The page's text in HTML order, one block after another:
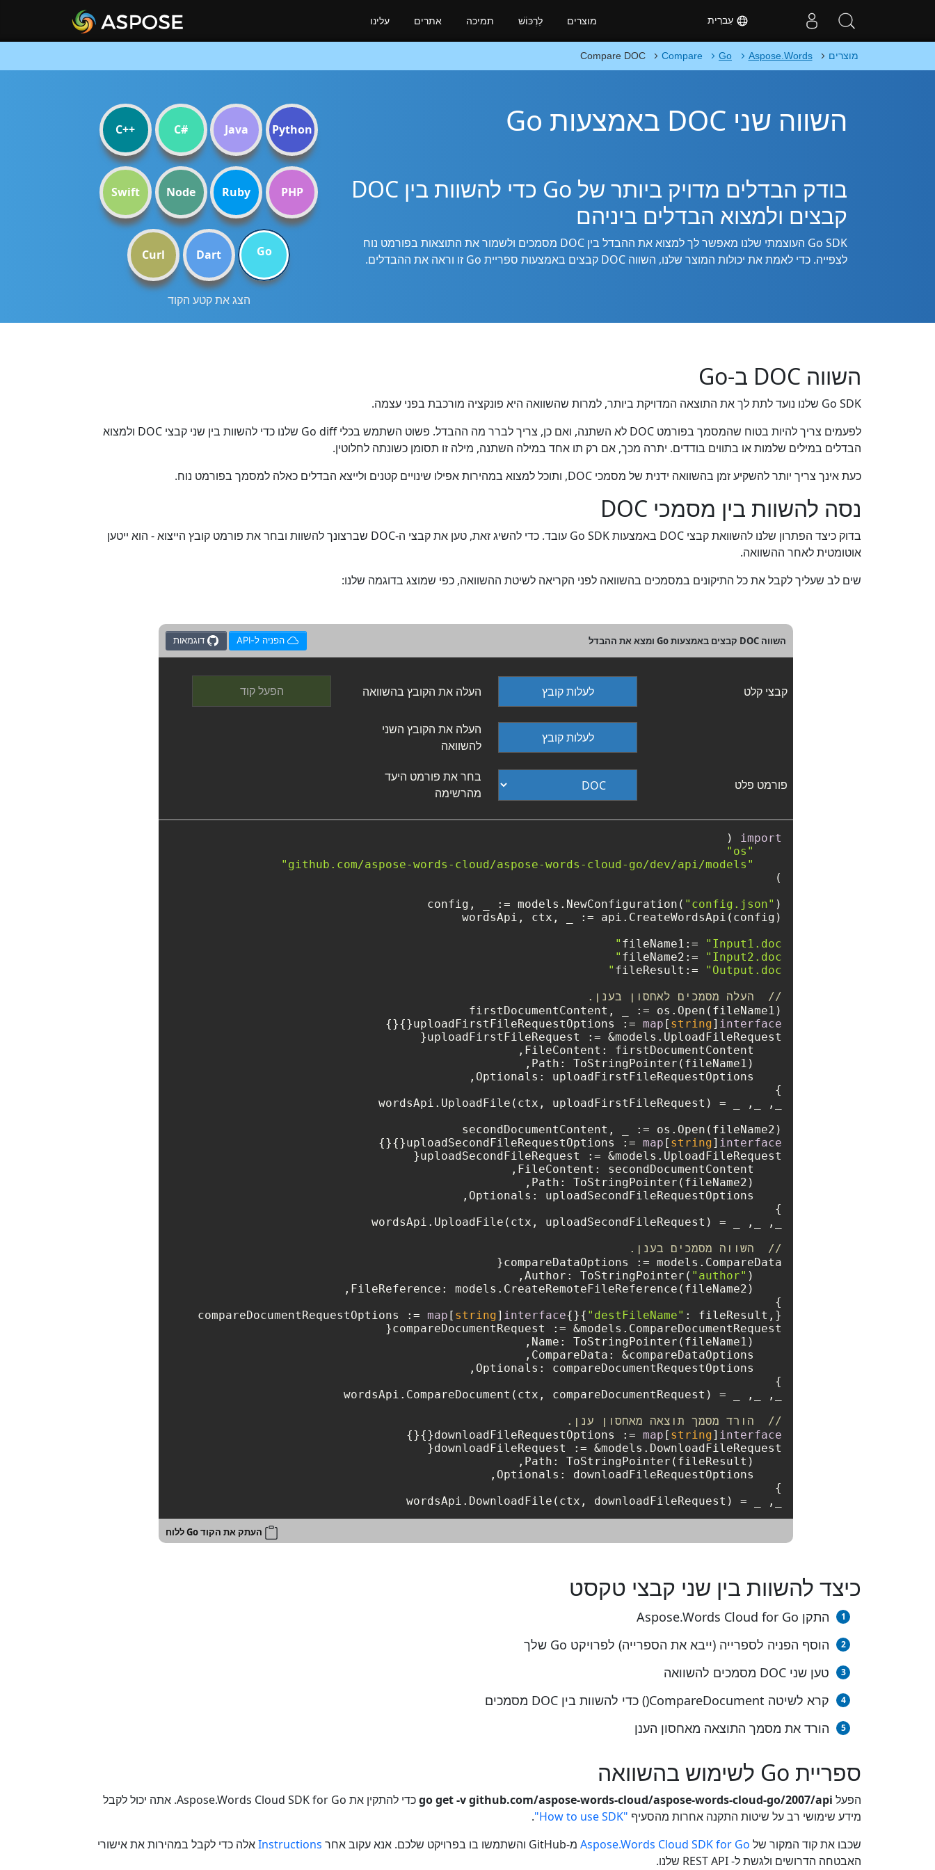
מוצרים Aspose.Words
Go
Compare
Compare DOC
השווה שני DOC באמצעות Go
בודק הבדלים מדויק ביותר של Go כדי להשוות בין DOC
קבצים ולמצוא הבדלים ביניהם
Go SDK העוצמתי שלנו מאפשר לך למצוא את ההבדל בין DOC מסמכים ולשמור את התוצאות בפורמט נוח
לצפייה. כדי לאמת את יכולות המוצר שלנו, השווה DOC קבצים באמצעות ספריית Go זו וראה את ההבדלים.
Python
Java
C#
C++
PHP
Ruby
Node
Swift
Go
Dart
Curl
הצג את קטע הקוד
השווה DOC ב-Go
Go SDK שלנו נועד לתת לך את התוצאה המדויקת ביותר, למרות שהשוואה היא פונקציה מורכבת בפני עצמה.
לפעמים צריך להיות בטוח שהמסמך בפורמט DOC לא השתנה, ואם כן, צריך לברר מה ההבדל. פשוט השתמש בכלי Go diff שלנו כדי להשוות בין שני קבצי DOC ולמצוא
הבדלים במילים שלמות או בתווים בודדים. יתרה מכך, אם רק תו אחד במילה השתנה, מילה זו תסומן כשונתה לחלוטין.
כעת אינך צריך יותר להשקיע זמן בהשוואה ידנית של מסמכי DOC, ותוכל למצוא במהירות אפילו שינויים קטנים ולייצא הבדלים כאלה למסמך בפורמט נוח.
נסה להשוות בין מסמכי DOC
בדוק כיצד הפתרון שלנו להשוואת קבצי DOC באמצעות Go SDK עובד. כדי להשיג זאת, טען את קבצי ה-DOC שברצונך להשוות ובחר את פורמט קובץ הייצוא - הוא ייטען
אוטומטית לאחר ההשוואה.
שים לב שעליך לקבל את כל התיקונים במסמכים בהשוואה לפני הקריאה לשיטת ההשוואה, כפי שמוצג בדוגמה שלנו:
השווה DOC קבצים באמצעות Go ומצא את ההבדל הפניה ל-API דוגמאות
קבצי קלט לעלות קובץ העלה את הקובץ בהשוואה הפעל קוד
לעלות קובץ
העלה את הקובץ השני
להשוואה
פורמט פלט
בחר את פורמט היעד
מהרשימה
import
"os"
"github.com/aspose-words-cloud/aspose-words-cloud-go/dev/api/models"
config, _ := models.NewConfiguration( "config.json"
fileName1:=
"Input1.doc"
fileName2:=
"Input2.doc"
fileResult:=
"Output.doc"
//  העלה מסמכים לאחסון בענן.
uploadFirstFileRequestOptions := map [ string] interface
uploadSecondFileRequestOptions := map [ string] interface
//  השווה מסמכים בענן.
"author"
compareDocumentRequestOptions := map [ string] interface{}{ "destFileName"
//  הורד מסמך תוצאה מאחסון ענן.
downloadFileRequestOptions := map [ string] interface
_, _ = wordsApi.DownloadFile(ctx, downloadFileRequest)
העתק את הקוד Go ללוח
כיצד להשוות בין שני קבצי טקסט
התקן Aspose.Words Cloud for Go
הוסף הפניה לספרייה (ייבא את הספרייה) לפרויקט Go שלך
טען שני DOC מסמכים להשוואה
קרא לשיטה CompareDocument() כדי להשוות בין DOC מסמכים
הורד את מסמך התוצאה מאחסון הענן
ספריית Go לשימוש בהשוואה
הפעל go get -v github.com/aspose-words-cloud/aspose-words-cloud-go/2007/api
כדי להתקין את Aspose.Words Cloud SDK for Go. אתה יכול לקבל
מידע שימושי רב על שיטות התקנה אחרות מהסעיף "How to use SDK"
.
שכבו את קוד המקור של Aspose.Words Cloud SDK for Go מ-GitHub והשתמשו בו בפרויקט שלכם. אנא עקוב אחר Instructionsאלה כדי לקבל במהירות את אישורי
האבטחה הדרושים ולגשת ל- REST API שלנו.
עִברִית מוצרים לִרְכּוֹשׁ תמיכה אתרים עלינו